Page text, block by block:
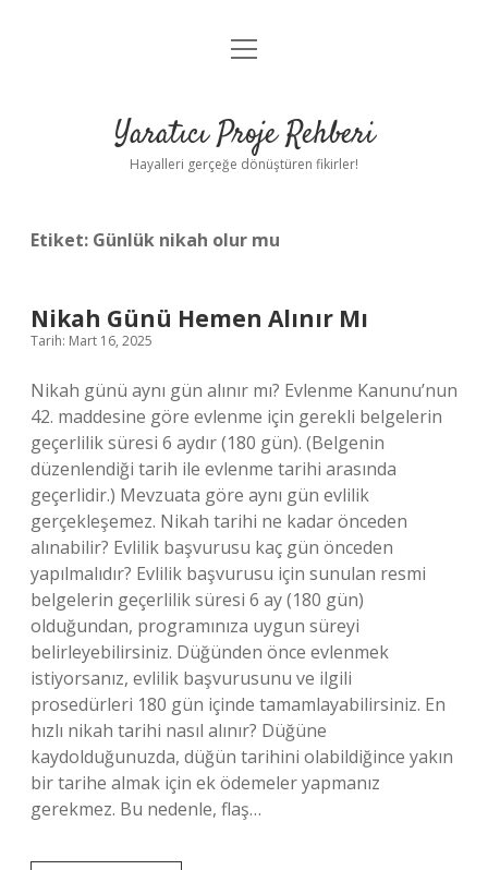
Anasayfa
Yasal Uyarı
menüyü
Yaratıcı Proje Rehberi
Hayalleri gerçeğe dönüştüren fikirler!
Etiket: Günlük nikah olur mu
Nikah Günü Hemen Alınır Mı
Tarih: Mart 16, 2025
Nikah günü aynı gün alınır mı? Evlenme Kanunu’nun
42. maddesine göre evlenme için gerekli belgelerin
geçerlilik süresi 6 aydır (180 gün). (Belgenin
düzenlendiği tarih ile evlenme tarihi arasında
geçerlidir.) Mevzuata göre aynı gün evlilik
gerçekleşemez. Nikah tarihi ne kadar önceden
alınabilir? Evlilik başvurusu kaç gün önceden
yapılmalıdır? Evlilik başvurusu için sunulan resmi
belgelerin geçerlilik süresi 6 ay (180 gün)
olduğundan, programınıza uygun süreyi
belirleyebilirsiniz. Düğünden önce evlenmek
istiyorsanız, evlilik başvurusunu ve ilgili
prosedürleri 180 gün içinde tamamlayabilirsiniz. En
hızlı nikah tarihi nasıl alınır? Düğüne
kaydolduğunuzda, düğün tarihini olabildiğince yakın
bir tarihe almak için ek ödemeler yapmanız
gerekmez. Bu nedenle, flaş…